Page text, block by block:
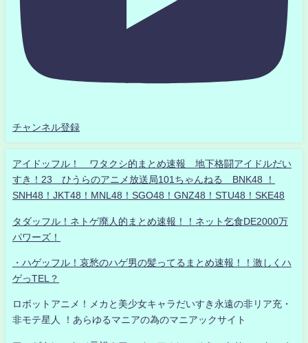
チャンネル登録
アイドッフル！ ワタクシ的まとめ速報 地下格闘アイドルだい
すき！23 ひうらのアニメ放送局101ちゃんねる BNK48 ！
SNH48！JKT48！MNL48！SGO48！GNZ48！STU48！SKE48
タダッフル！ネトゲ廃人的まとめ速報！！ネット乞食DE2000万
パワーズ！
・ハゲッフル！哀愁のハゲ男の髪ってるまとめ速報！！激しくハ
ゲっTEL？
ロボットアニメ！メカと美少女キャラだいすき永遠の非リア充・
非モテ星人 ！あらゆるマニアの為のマニアックサイト